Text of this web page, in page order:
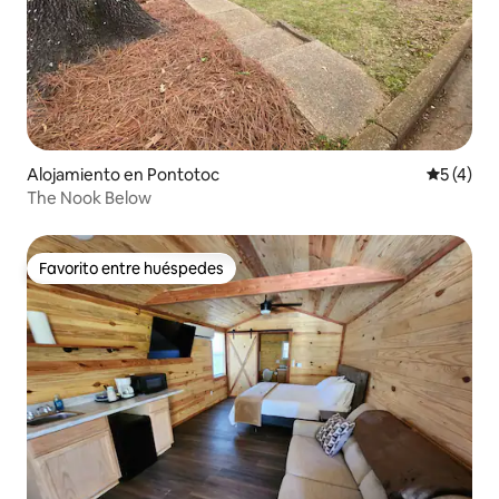
Alojamiento en Pontotoc
5 (4)
The Nook Below
Favorito entre huéspedes
Favorito entre huéspedes